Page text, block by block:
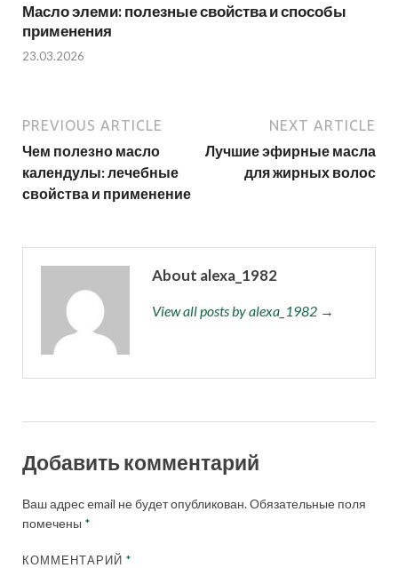
Масло элеми: полезные свойства и способы
применения
23.03.2026
PREVIOUS ARTICLE
Чем полезно масло
календулы: лечебные
свойства и применение
NEXT ARTICLE
Лучшие эфирные масла
для жирных волос
About alexa_1982
View all posts by alexa_1982 →
Добавить комментарий
Ваш адрес email не будет опубликован.Обязательные поля
помечены *
КОММЕНТАРИЙ*